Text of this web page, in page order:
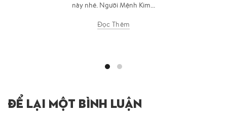
này nhé. Người Mệnh Kim...
Đọc Thêm
ĐỂ LẠI MỘT BÌNH LUẬN